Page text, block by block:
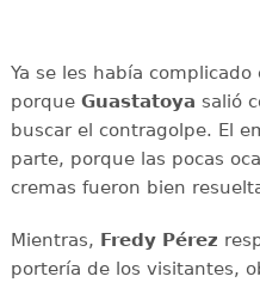
Ya se les había
porque Guastatoya salió
buscar el contragolpe. El
parte, porque las pocas
cremas fueron bien
Mientras, Fredy Pérez
portería de los visitantes,